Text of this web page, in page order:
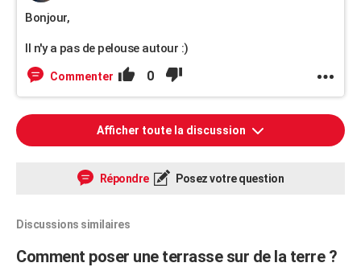
Bonjour,
Il n'y a pas de pelouse autour :)
Commenter 0
Afficher toute la discussion
Répondre Posez votre question
Discussions similaires
Comment poser une terrasse sur de la terre ?